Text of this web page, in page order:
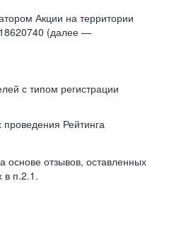
Акции на территории
(далее —
с типом регистрации
Рейтинга
основе отзывов, оставленных
в п.2.1.